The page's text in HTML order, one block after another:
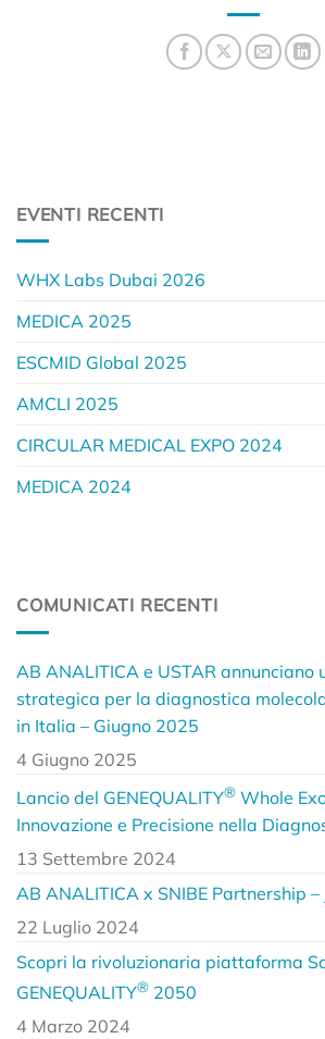
EVENTI RECENTI
WHX Labs Dubai 2026
MEDICA 2025
ESCMID Global 2025
AMCLI 2025
CIRCULAR MEDICAL EXPO 2024
MEDICA 2024
COMUNICATI RECENTI
AB ANALITICA e USTAR annunciano
strategica per la diagnostica
in Italia – Giugno 2025
4 Giugno 2025
Lancio del GENEQUALITY® Whole
Innovazione e Precisione nella
13 Settembre 2024
AB ANALITICA x SNIBE Partnership
22 Luglio 2024
Scopri la rivoluzionaria piattaforma
GENEQUALITY® 2050
4 Marzo 2024